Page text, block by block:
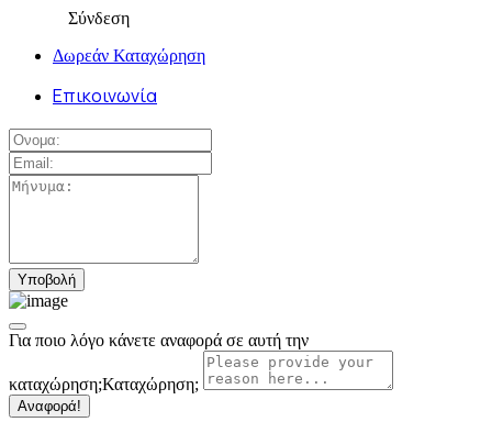
Σύνδεση
Δωρεάν Καταχώρηση
Επικοινωνία
Για ποιο λόγο κάνετε αναφορά σε αυτή την
καταχώρηση;Καταχώρηση;
Αναφορά!